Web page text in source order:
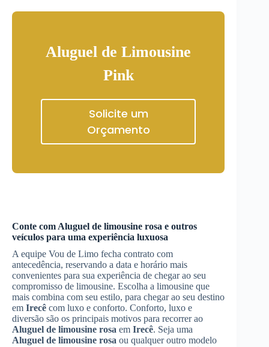
Aluguel de Limousine
Pink
Solicite um
Orçamento
Conte com Aluguel de limousine rosa e outros
veículos para uma experiência luxuosa
A equipe Vou de Limo fecha contrato com
antecedência, reservando a data e horário mais
convenientes para sua experiência de chegar ao seu
compromisso de limousine. Escolha a limousine que
mais combina com seu estilo, para chegar ao seu destino
em Irecê com luxo e conforto. Conforto, luxo e
diversão são os principais motivos para recorrer ao
Aluguel de limousine rosa em Irecê. Seja uma
Aluguel de limousine rosa ou qualquer outro modelo